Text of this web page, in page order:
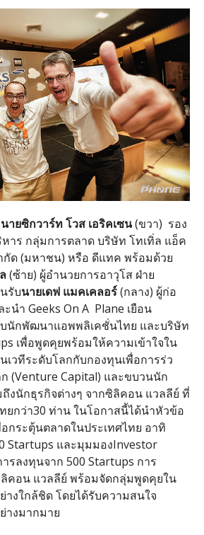
ายซิกวาร์ท โวส เอริคเซน(ขวา) รอง
าร กลุ่มการตลาด บริษัท โทเทิ่ล แอ็ค
กัด (มหาชน) หรือ ดีแทค พร้อมด้วย
(ซ้าย) ผู้อำนวยการอาวุโส ฝ่าย
รับนายเดฟ แมคเคลอร์(กลาง) ผู้ก่อ
นำ Geeks On A Plane เยือน
นักพัฒนาแอพพลิเคชั่นไทย และบริษัท
เพื่อพูดคุยพร้อมให้ความเข้าใจใน
เวทีระดับโลกกับกองทุนเพื่อการร่ว
(Venture Capital) และขบวนนัก
งนักธุรกิจต่างๆ จากซิลิคอน แวลลีย์ ที่
ยกว่า30 ท่าน ในโอกาสนี้ได้นำหัวข้อ
กระตุ้นตลาดในประเทศไทย อาทิ
Startups และมุมมองInvestor
รลงทุนจาก 500 Startups การ
คอน แวลลีย์ พร้อมจัดกลุ่มพูดคุยใน
างใกล้ชิด โดยได้รับความสนใจ
างมากมาย